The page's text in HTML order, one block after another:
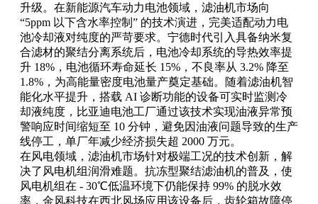
升级。在新能源汽车动力电池领域，滤油机市场向
“5ppm 以下含水率控制” 的技术演进，完美适配动力电
池冷却液对纯度的严苛要求。宁德时代引入具备纳米复
合滤材的聚结分离系统后，电池冷却系统的导热效率提
升 18%，电池循环寿命延长 15%，不良率从 3.2% 降至
1.8%，为高能量密度电池量产奠定基础。随着滤油机智
能化水平提升，搭载 AI 诊断功能的设备可实时监测冷
却液纯度，比亚迪电池工厂通过该技术实现油液异常预
警响应时间缩短至 10 分钟，避免因油液问题导致的生产
线停工，单厂年减少经济损失超 2000 万元。
在风电领域，滤油机市场针对极端工况的技术创新，解
决了风电机组润滑难题。抗冻型聚结滤油机的普及，使
风电机组在 - 30℃低温环境下仍能保持 99% 的脱水效
率，金风科技在西北风场应用该设备后，齿轮箱故障停